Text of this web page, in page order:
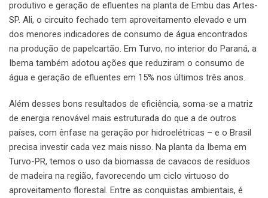
produtivo e geração de efluentes na planta de Embu das Artes-
SP. Ali, o circuito fechado tem aproveitamento elevado e um
dos menores indicadores de consumo de água encontrados
na produção de papelcartão. Em Turvo, no interior do Paraná, a
Ibema também adotou ações que reduziram o consumo de
água e geração de efluentes em 15% nos últimos três anos.
Além desses bons resultados de eficiência, soma-se a matriz
de energia renovável mais estruturada do que a de outros
países, com ênfase na geração por hidroelétricas – e o Brasil
precisa investir cada vez mais nisso. Na planta da Ibema em
Turvo-PR, temos o uso da biomassa de cavacos de resíduos
de madeira na região, favorecendo um ciclo virtuoso do
aproveitamento florestal. Entre as conquistas ambientais, é